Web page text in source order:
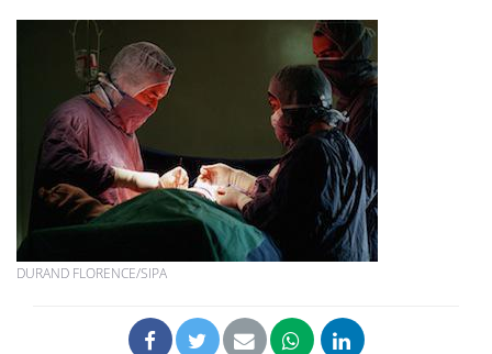
DURAND FLORENCE/SIPA